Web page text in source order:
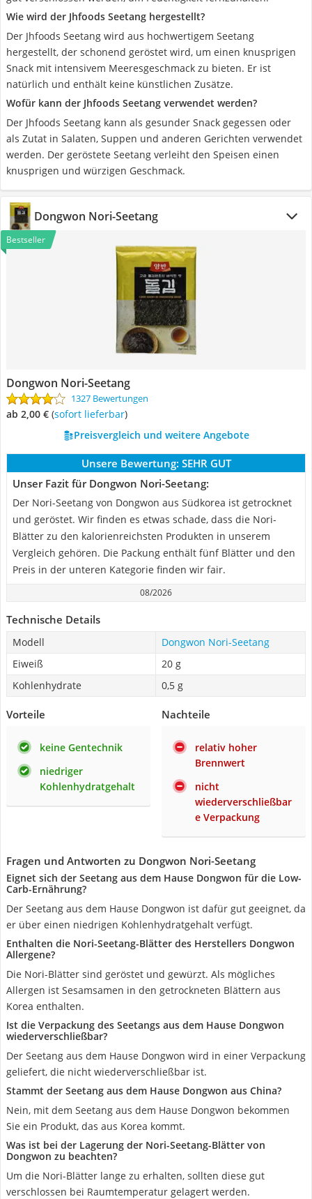
Wie wird der Jhfoods Seetang hergestellt?
Der Jhfoods Seetang wird aus hochwertigem Seetang
hergestellt, der schonend geröstet wird, um einen knusprigen
Snack mit intensivem Meeresgeschmack zu bieten. Er ist
natürlich und enthält keine künstlichen Zusätze.
Wofür kann der Jhfoods Seetang verwendet werden?
Der Jhfoods Seetang kann als gesunder Snack gegessen oder
als Zutat in Salaten, Suppen und anderen Gerichten verwendet
werden. Der geröstete Seetang verleiht den Speisen einen
knusprigen und würzigen Geschmack.
Dongwon Nori-Seetang
Bestseller
Dongwon Nori-Seetang
1327 Bewertungen
ab 2,00 € ( Sofort lieferbar)
Preisvergleich und weitere Angebote
Unsere Bewertung: SEHR GUT
Unser Fazit für Dongwon Nori-Seetang:
Der Nori-Seetang von Dongwon aus Südkorea ist getrocknet
und geröstet. Wir finden es etwas schade, dass die Nori-
Blätter zu den kalorienreichsten Produkten in unserem
Vergleich gehören. Die Packung enthält fünf Blätter und den
Preis in der unteren Kategorie finden wir fair.
08/2026
Technische Details
Modell
Dongwon Nori-Seetang
Eiweiß
20 g
Kohlenhydrate
0,5 g
Vorteile
keine Gentechnik
niedriger
Kohlenhydratgehalt
Nachteile
relativ hoher
Brennwert
nicht
wiederverschließbar
e Verpackung
Fragen und Antworten zu Dongwon Nori-Seetang
Eignet sich der Seetang aus dem Hause Dongwon für die Low-
Carb-Ernährung?
Der Seetang aus dem Hause Dongwon ist dafür gut geeignet, da
er über einen niedrigen Kohlenhydratgehalt verfügt.
Enthalten die Nori-Seetang-Blätter des Herstellers Dongwon
Allergene?
Die Nori-Blätter sind geröstet und gewürzt. Als mögliches
Allergen ist Sesamsamen in den getrockneten Blättern aus
Korea enthalten.
Ist die Verpackung des Seetangs aus dem Hause Dongwon
wiederverschließbar?
Der Seetang aus dem Hause Dongwon wird in einer Verpackung
geliefert, die nicht wiederverschließbar ist.
Stammt der Seetang aus dem Hause Dongwon aus China?
Nein, mit dem Seetang aus dem Hause Dongwon bekommen
Sie ein Produkt, das aus Korea kommt.
Was ist bei der Lagerung der Nori-Seetang-Blätter von
Dongwon zu beachten?
Um die Nori-Blätter lange zu erhalten, sollten diese gut
verschlossen bei Raumtemperatur gelagert werden.